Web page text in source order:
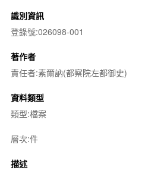
識別資訊
登錄號:026098-001
著作者
責任者:素爾訥(都察院左都御史)
資料類型
類型:檔案
層次:件
描述